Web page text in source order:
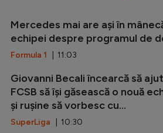
Mercedes mai are ași în
echipei despre programul de
Formula 1 | 11:03
Giovanni Becali încearcă să
FCSB să își găsească o nouă
și rușine să vorbesc cu...
SuperLiga | 10:30